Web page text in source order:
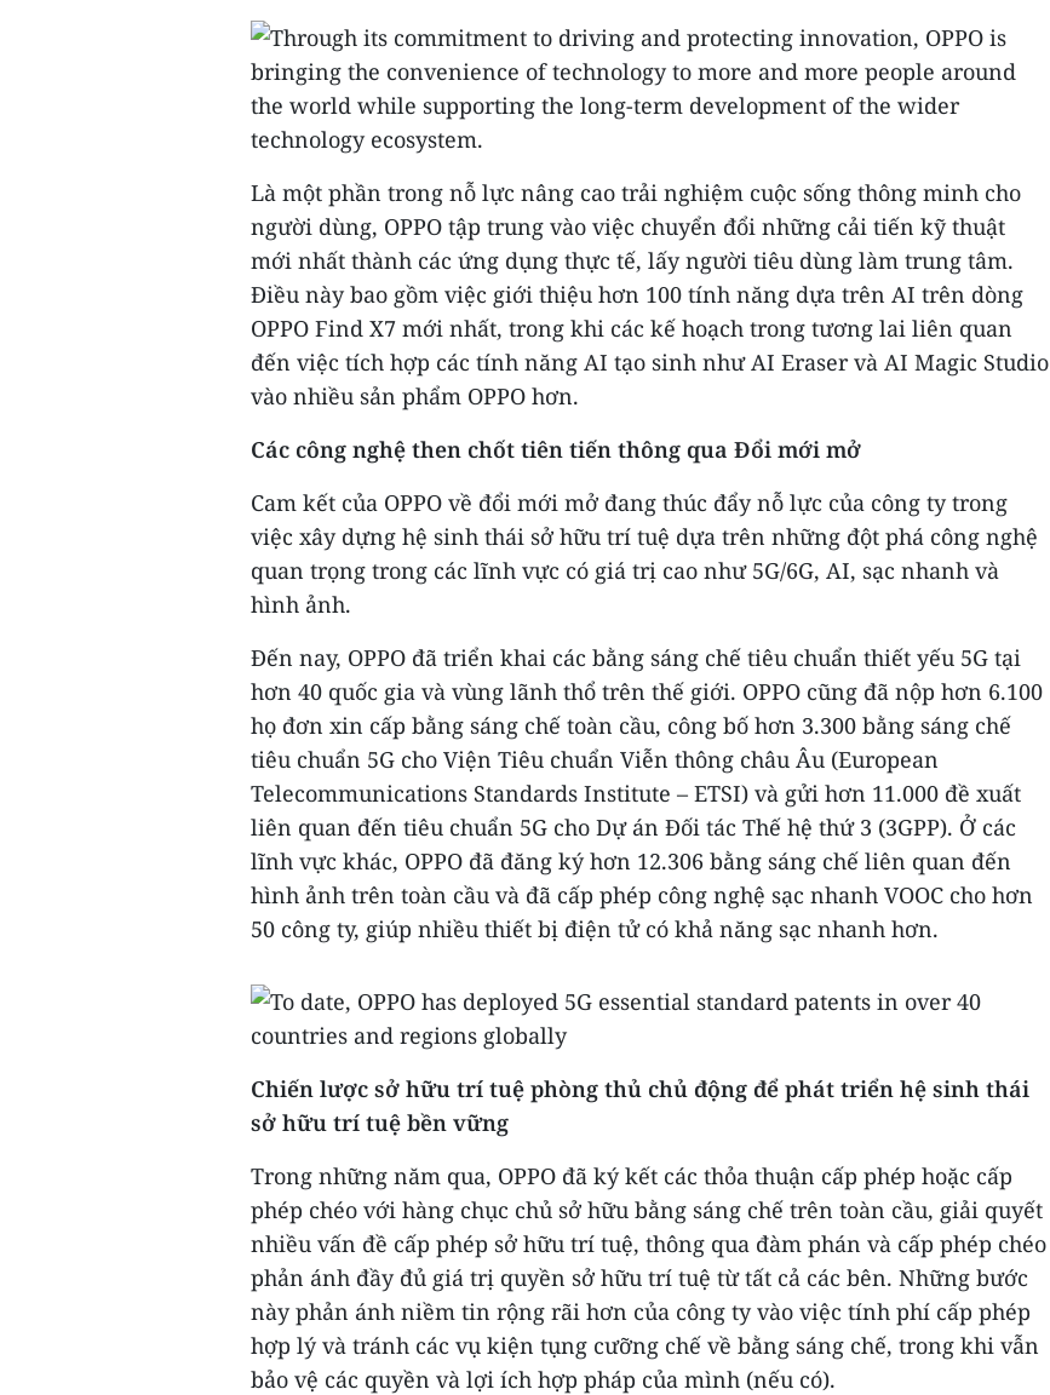
Là một phần trong nỗ lực nâng cao trải nghiệm cuộc sống thông minh cho
người dùng, OPPO tập trung vào việc chuyển đổi những cải tiến kỹ thuật
mới nhất thành các ứng dụng thực tế, lấy người tiêu dùng làm trung tâm.
Điều này bao gồm việc giới thiệu hơn 100 tính năng dựa trên AI trên dòng
OPPO Find X7 mới nhất, trong khi các kế hoạch trong tương lai liên quan
đến việc tích hợp các tính năng AI tạo sinh như AI Eraser và AI Magic Studio
vào nhiều sản phẩm OPPO hơn.
Các công nghệ then chốt tiên tiến thông qua Đổi mới mở
Cam kết của OPPO về đổi mới mở đang thúc đẩy nỗ lực của công ty trong
việc xây dựng hệ sinh thái sở hữu trí tuệ dựa trên những đột phá công nghệ
quan trọng trong các lĩnh vực có giá trị cao như 5G/6G, AI, sạc nhanh và
hình ảnh.
Đến nay, OPPO đã triển khai các bằng sáng chế tiêu chuẩn thiết yếu 5G tại
hơn 40 quốc gia và vùng lãnh thổ trên thế giới. OPPO cũng đã nộp hơn 6.100
họ đơn xin cấp bằng sáng chế toàn cầu, công bố hơn 3.300 bằng sáng chế
tiêu chuẩn 5G cho Viện Tiêu chuẩn Viễn thông châu Âu (European
Telecommunications Standards Institute – ETSI) và gửi hơn 11.000 đề xuất
liên quan đến tiêu chuẩn 5G cho Dự án Đối tác Thế hệ thứ 3 (3GPP). Ở các
lĩnh vực khác, OPPO đã đăng ký hơn 12.306 bằng sáng chế liên quan đến
hình ảnh trên toàn cầu và đã cấp phép công nghệ sạc nhanh VOOC cho hơn
50 công ty, giúp nhiều thiết bị điện tử có khả năng sạc nhanh hơn.
Chiến lược sở hữu trí tuệ phòng thủ chủ động để phát triển hệ sinh thái
sở hữu trí tuệ bền vững
Trong những năm qua, OPPO đã ký kết các thỏa thuận cấp phép hoặc cấp
phép chéo với hàng chục chủ sở hữu bằng sáng chế trên toàn cầu, giải quyết
nhiều vấn đề cấp phép sở hữu trí tuệ, thông qua đàm phán và cấp phép chéo
phản ánh đầy đủ giá trị quyền sở hữu trí tuệ từ tất cả các bên. Những bước
này phản ánh niềm tin rộng rãi hơn của công ty vào việc tính phí cấp phép
hợp lý và tránh các vụ kiện tụng cưỡng chế về bằng sáng chế, trong khi vẫn
bảo vệ các quyền và lợi ích hợp pháp của mình (nếu có).